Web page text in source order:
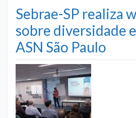
Sebrae-SP realiza
sobre diversidade
ASN São Paulo